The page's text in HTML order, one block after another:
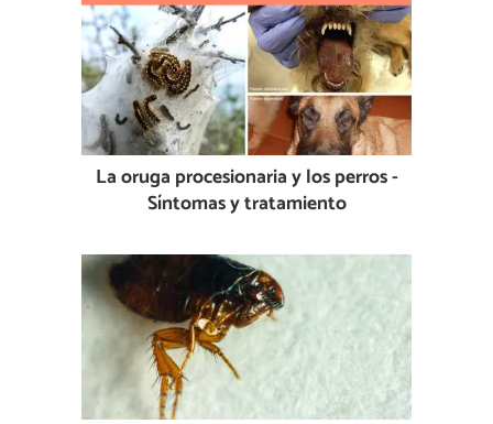
La oruga procesionaria y los perros -
Síntomas y tratamiento